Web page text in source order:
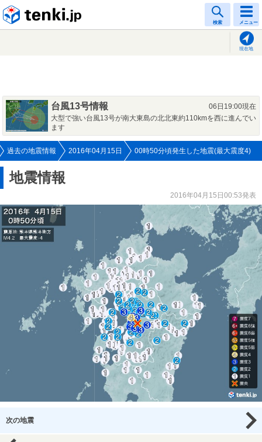
検索 メニュー
現在地
台風13号情報
06日19:00現在
大型で強い台風13号が南大東島の北北東約110kmを西に進んでい
ます
過去の地震情報 2016年04月15日 00時50分頃発生した地震(最大震度4)
地震情報
2016年04月15日00:53発表
次の地震